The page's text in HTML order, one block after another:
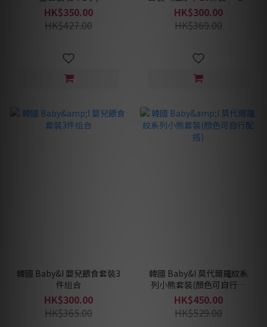
HK$350.00
HK$427.00
大紗巾 5條裝 × 1）
HK$300.00
HK$369.00
韓國 Baby&I 嬰兒餵食套裝3
件组合
HK$300.00
HK$365.00
韓國 Baby&I 莫代爾羅紋系
列小熊套裝(顏色可自行配
搭)
HK$450.00
HK$529.00